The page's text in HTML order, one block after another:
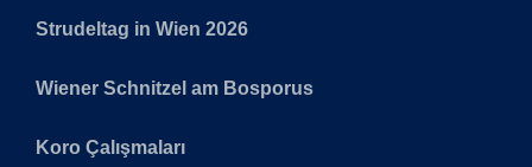
Strudeltag in Wien 2026
Wiener Schnitzel am Bosporus
Koro Çalışmaları